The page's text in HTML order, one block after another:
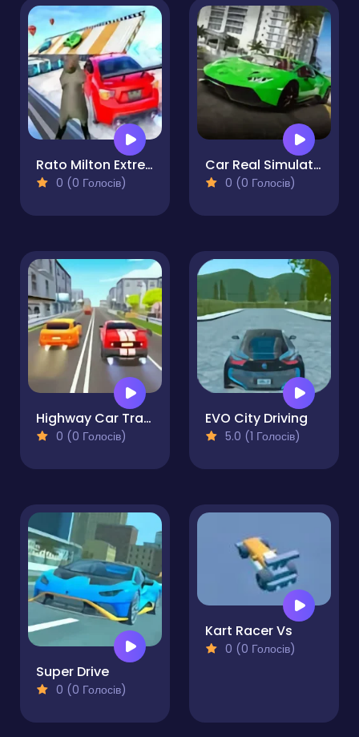
Rato Milton Extreme Ramp Stunts
0 (0 Голосів)
Car Real Simulator
0 (0 Голосів)
Highway Car Traffic Racer
0 (0 Голосів)
EVO City Driving
5.0 (1 Голосів)
Super Drive
0 (0 Голосів)
Kart Racer Vs
0 (0 Голосів)